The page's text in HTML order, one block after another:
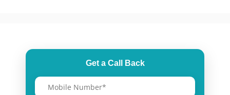
Get a Call Back